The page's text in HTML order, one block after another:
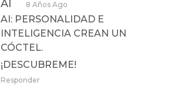
AI 8 Años Ago
AI: PERSONALIDAD E
INTELIGENCIA CREAN UN
CÓCTEL.
¡DESCUBREME!
Responder